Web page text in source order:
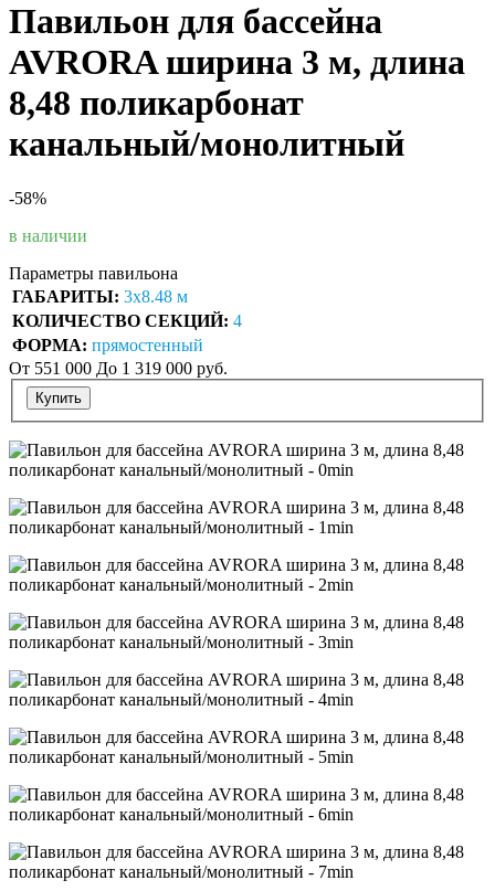
Павильон для бассейна
AVRORA ширина 3 м, длина
8,48 поликарбонат
канальный/монолитный
-58%
в наличии
Параметры павильона
ГАБАРИТЫ: 3х8.48 м
КОЛИЧЕСТВО СЕКЦИЙ: 4
ФОРМА: прямостенный
От 551 000 До 1 319 000 руб.
Купить